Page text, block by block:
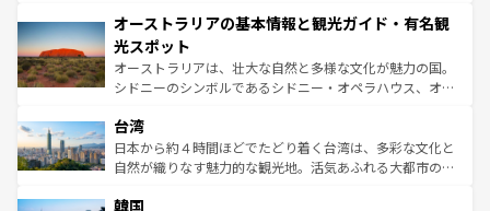
部のニューオーリンズでは、音楽と美食が融合した独特の
文化が魅力。旅行者はアメリカの各地域で異なる魅力を楽
しみながら、その多様性と豊かな歴史を感じることができ
るだろう。車でのロードトリップや列車の旅も、アメリカ
情報は
ワイ島は見逃せない。また、定番の観光地といえばオアフ
島だが、静かな自然を求めるならマウイ島やカウアイ島が
おすすめ。エメラルドグリーンに輝く海をはじめ、豊かな
文化や歴史が息づいている。「アロハスピリット」と呼ば
人々、おいしいローカルフードやハワイアンミュージッ
ク、伝統的なフラダンスなど、すべてがハワイの魅力を彩
っている。訪れるたびに新しい発見と感動が待っているハ
はコンテンツ一覧
オーストラリアの基本情報と観光ガイド・有名観
光スポット
オーストラリアは、壮大な自然と多様な文化が魅力の国。
シドニーのシンボルであるシドニー・オペラハウス、オー
リアリーフや大陸中央部にそびえるウルル（エアーズロッ
ク）、タスマニアの美しい原生林やケアンズの熱帯雨林な
ど、見どころがたくさん。また、カフェやワイン、オージ
いる。アクティビティも充実しており、サーフィンやダイ
台湾
日本から約４時間ほどでたどり着く台湾は、多彩な文化と
自然が織りなす魅力的な観光地。活気あふれる大都市の台
ン）、静ひつな山岳地帯である台湾東部など、都市の喧騒
韓国